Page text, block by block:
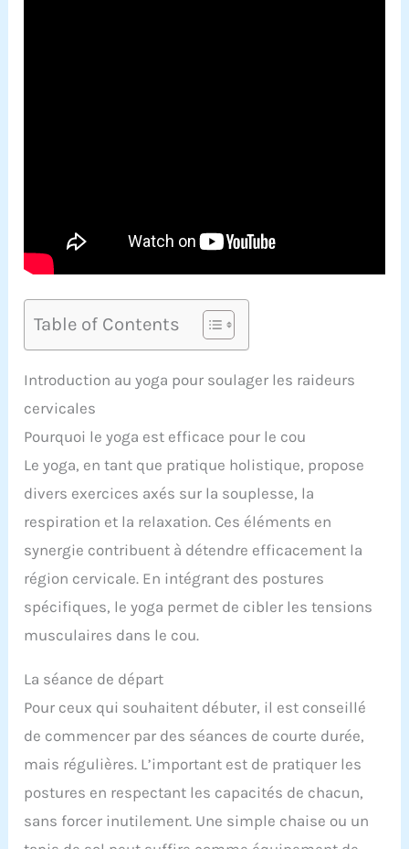
Table of Contents
Introduction au yoga pour soulager les raideurs
cervicales
Pourquoi le yoga est efficace pour le cou
Le yoga, en tant que pratique holistique, propose
divers exercices axés sur la souplesse, la
respiration et la relaxation. Ces éléments en
synergie contribuent à détendre efficacement la
région cervicale. En intégrant des postures
spécifiques, le yoga permet de cibler les tensions
musculaires dans le cou.
La séance de départ
Pour ceux qui souhaitent débuter, il est conseillé
de commencer par des séances de courte durée,
mais régulières. L’important est de pratiquer les
postures en respectant les capacités de chacun,
sans forcer inutilement. Une simple chaise ou un